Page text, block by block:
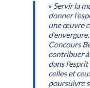
« Servir la
donner
une œuvre
Concours
contribuer
dans
celles et
poursuivre